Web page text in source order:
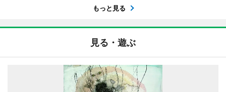
もっと見る
見る・遊ぶ